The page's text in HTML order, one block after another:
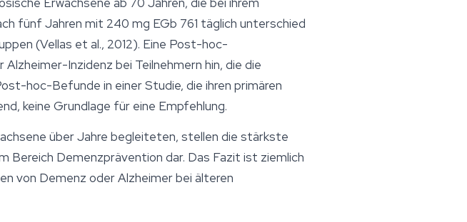
fünf Jahren mit 240 mg EGb 761 täglich unterschied
(Vellas et al., 2012). Eine Post-hoc-
Inzidenz bei Teilnehmern hin, die die
hoc-Befunde in einer Studie, die ihren primären
keine Grundlage für eine Empfehlung.
über Jahre begleiteten, stellen die stärkste
Bereich Demenzprävention dar. Das Fazit ist ziemlich
von Demenz oder Alzheimer bei älteren